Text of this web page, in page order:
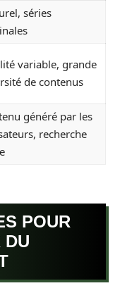
séries
variable, grande
de contenus
généré par les
recherche
POUR
DU